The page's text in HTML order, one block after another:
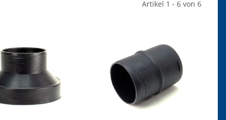
Artikel 1 - 6 von 6